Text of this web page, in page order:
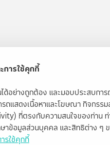
การใช้คุกกี้
ได้อย่างถูกต้อง และมอบประสบกา
รถแสดงเนื้อหาและโฆษณา กิจกรร
ที่ตรงกับความสนใจของท่าน ท่
าข้อมูลส่วนบุคคล และสิทธิต่าง ๆ
รใช้คุกกี้